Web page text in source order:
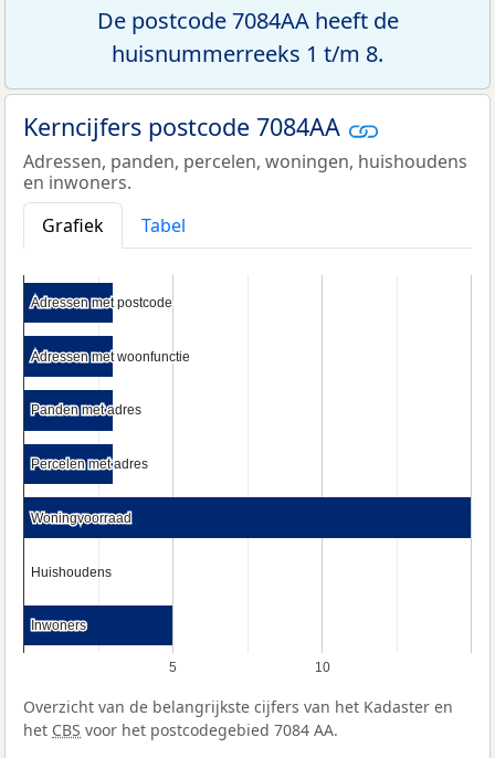
De postcode 7084AA heeft de
huisnummerreeks 1 t/m 8.
Kerncijfers postcode 7084AA
Adressen, panden, percelen, woningen, huishoudens
en inwoners.
Grafiek
Tabel
5 10
Adressen met postcode
Adressen met postcode
Adressen met woonfunctie
Adressen met woonfunctie
Panden met adres
Panden met adres
Percelen met adres
Percelen met adres
Woningvoorraad
Woningvoorraad
Huishoudens
Huishoudens
Inwoners
Inwoners
Overzicht van de belangrijkste cijfers van het Kadaster en
het CBS voor het postcodegebied 7084 AA.